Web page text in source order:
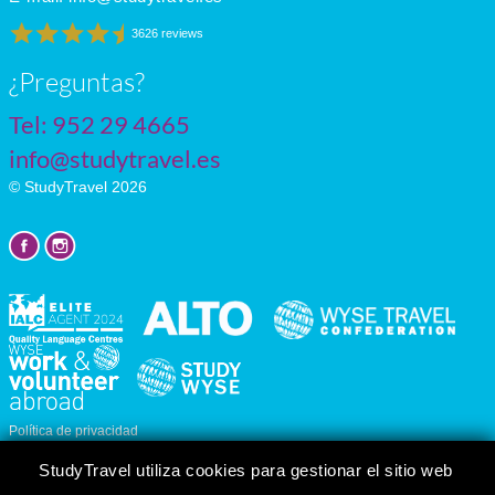
StudyTravel utiliza cookies para gestionar el sitio web
3626 reviews
¿Preguntas?
Tel: 952 29 4665
info@studytravel.es
© StudyTravel 2026
Política de privacidad